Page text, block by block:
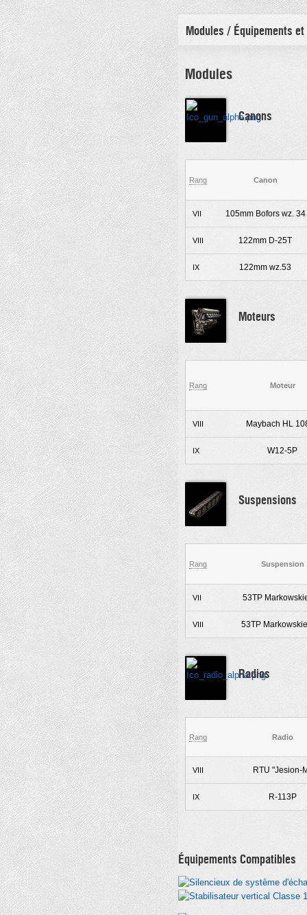
Modules / Équipements
Modules
Canons
Rang Canon
VII 105mm Bofors wz. 34
VIII 122mm D-25T
IX 122mm wz.53
Moteurs
Rang Moteur
VIII Maybach HL
IX W12-5P
Suspensions
Rang Suspension
VII 53TP
VIII 53TP
Radios
Rang Radio
VIII RTU "Jesion-
IX R-113P
Équipements Compatibles